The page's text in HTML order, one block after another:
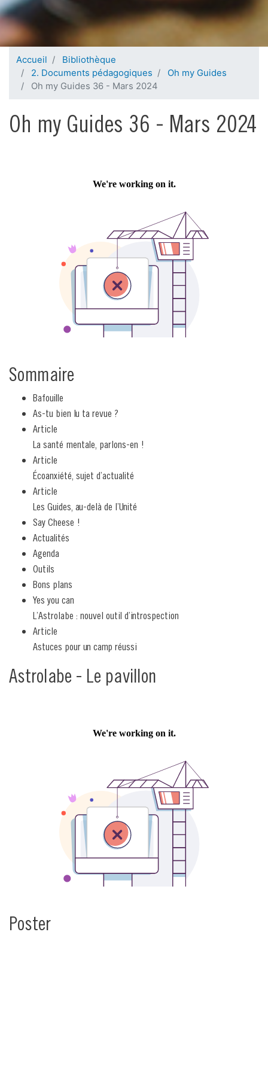
Accueil
Bibliothèque
2. Documents pédagogiques
Oh my Guides
Oh my Guides 36 - Mars 2024
Oh my Guides 36 - Mars 2024
Sommaire
Bafouille
As-tu bien lu ta revue ?
Article
La santé mentale, parlons-en !
Article
Écoanxiété, sujet d’actualité
Article
Les Guides, au-delà de l’Unité
Say Cheese !
Actualités
Agenda
Outils
Bons plans
Yes you can
L’Astrolabe : nouvel outil d’introspection
Article
Astuces pour un camp réussi
Astrolabe - Le pavillon
Poster